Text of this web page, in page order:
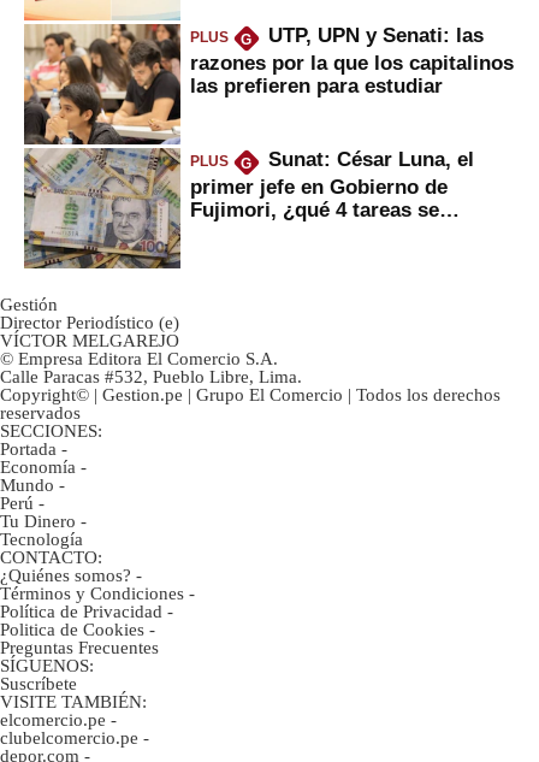
PLUS G
UTP, UPN y Senati: las
razones por la que los capitalinos
las prefieren para estudiar
PLUS G
Sunat: César Luna, el
primer jefe en Gobierno de
Fujimori, ¿qué 4 tareas se
Gestión
Director Periodístico (e)
VÍCTOR MELGAREJO
© Empresa Editora El Comercio S.A.
Calle Paracas #532, Pueblo Libre, Lima.
Copyright© | Gestion.pe | Grupo El Comercio | Todos los derechos
reservados
SECCIONES:
Portada -
Economía -
Mundo -
Perú -
Tu Dinero -
Tecnología
CONTACTO:
¿Quiénes somos? -
Términos y Condiciones -
Política de Privacidad -
Politica de Cookies -
Preguntas Frecuentes
SÍGUENOS:
Suscríbete
VISITE TAMBIÉN:
elcomercio.pe -
clubelcomercio.pe -
depor.com -